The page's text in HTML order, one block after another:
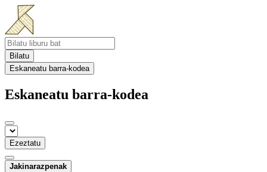
Bilatu
Eskaneatu barra-kodea
Eskaneatu barra-kodea
Ezeztatu
Jakinarazpenak